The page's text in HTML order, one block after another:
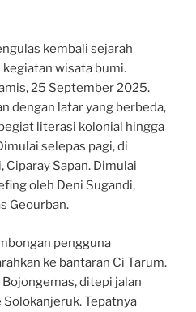
kembali sejarah
kegiatan wisata bumi.
25 September 2025.
dengan latar yang berbeda,
literasi kolonial hingga
selepas pagi, di
Sapan. Dimulai
oleh Deni Sugandi,
Geourban.
pengguna
ke bantaran Ci Tarum.
ditepi jalan
Tepatnya